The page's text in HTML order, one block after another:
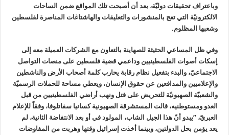
وباعتراف تحقيقات دوليّة، بعد أن أصبحت تلك المواقع ضمن الساحات
الالكترونيّة التي تعج بالمنشورات والتعليقات والهاشتاغات المناصرة لفلسطين
وشعبها المظلوم.
وفي ظل المساعي الحثيثة للصهاينة بالتعاون مع الشركات العميلة معه إلى
إسكات أصوات الفلسطينيين وداعمي قضية فلسطين على منصات التواصل
الاجتماعيّ، والبدء بتفعيل نظام رقابة يحارب كلمة أصحاب الأرض والناشطين
والإعلاميين والمدافعين عن حقوق الإنسان، ويعطي مساحة للحملات الرسميّة
والشعبيّة الصهيونيّة للتحريض على قتل ونهب أراضي الفلسطينيين من قبل
العدو ومستوطنيه، قالت المستشرقة الصهيونية كسانيا سفاتلوفا، وفقاً للإعلام
العبريّ، ”يبدو أنّ هذا الجيل الشاب، المولود في أو بعد الانتفاضة الثانية، لم
يعد يؤمن بحل الدولتين، وبينما أخذت إسرائيل وقتها وهربت من المفاوضات